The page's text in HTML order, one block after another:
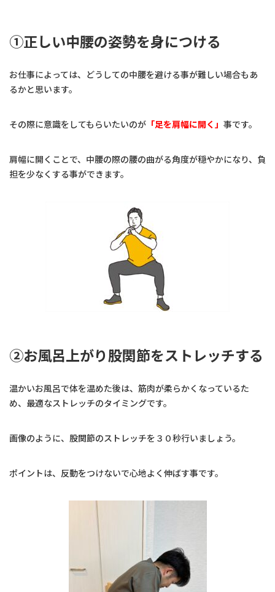
①正しい中腰の姿勢を身につける
お仕事によっては、どうしての中腰を避ける事が難しい場合もあ
るかと思います。
その際に意識をしてもらいたいのが 「足を肩幅に開く」 事です。
肩幅に開くことで、中腰の際の腰の曲がる角度が穏やかになり、負
担を少なくする事ができます。
②お風呂上がり股関節をストレッチする
温かいお風呂で体を温めた後は、筋肉が柔らかくなっているた
め、最適なストレッチのタイミングです。
画像のように、股関節のストレッチを３０秒行いましょう。
ポイントは、反動をつけないで心地よく伸ばす事です。